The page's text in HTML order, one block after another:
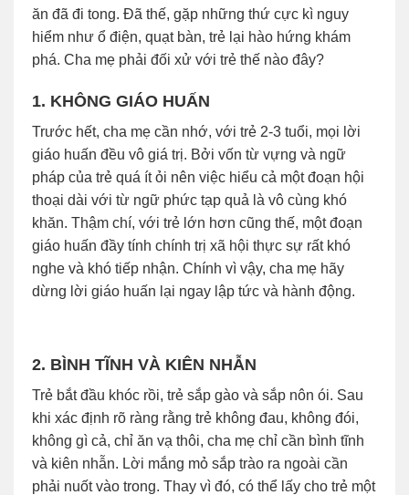
ăn đã đi tong. Đã thế, gặp những thứ cực kì nguy
hiểm như ổ điện, quạt bàn, trẻ lại hào hứng khám
phá. Cha mẹ phải đối xử với trẻ thế nào đây?
1. KHÔNG GIÁO HUẤN
Trước hết, cha mẹ cần nhớ, với trẻ 2-3 tuổi, mọi lời
giáo huấn đều vô giá trị. Bởi vốn từ vựng và ngữ
pháp của trẻ quá ít ỏi nên việc hiểu cả một đoạn hội
thoại dài với từ ngữ phức tạp quả là vô cùng khó
khăn. Thậm chí, với trẻ lớn hơn cũng thế, một đoạn
giáo huấn đầy tính chính trị xã hội thực sự rất khó
nghe và khó tiếp nhận. Chính vì vậy, cha mẹ hãy
dừng lời giáo huấn lại ngay lập tức và hành động.
2. BÌNH TĨNH VÀ KIÊN NHẪN
Trẻ bắt đầu khóc rồi, trẻ sắp gào và sắp nôn ói. Sau
khi xác định rõ ràng rằng trẻ không đau, không đói,
không gì cả, chỉ ăn vạ thôi, cha mẹ chỉ cần bình tĩnh
và kiên nhẫn. Lời mắng mỏ sắp trào ra ngoài cần
phải nuốt vào trong. Thay vì đó, có thể lấy cho trẻ một